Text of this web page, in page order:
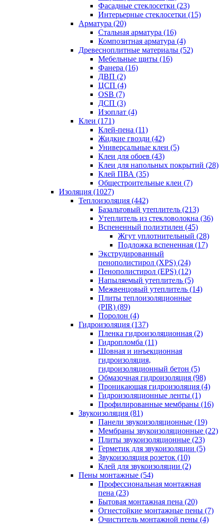
Фасадные стеклосетки (23)
Интерьерные стеклосетки (15)
Арматура (20)
Стальная арматура (16)
Композитная арматура (4)
Древесноплитные материалы (52)
Мебельные щиты (16)
Фанера (16)
ДВП (2)
ЦСП (4)
OSB (7)
ДСП (3)
Изоплат (4)
Клеи (171)
Клей-пена (11)
Жидкие гвозди (42)
Универсальные клеи (5)
Клеи для обоев (43)
Клеи для напольных покрытий (28)
Клей ПВА (35)
Общестроительные клеи (7)
Изоляция (1027)
Теплоизоляция (442)
Базальтовый утеплитель (213)
Утеплитель из стекловолокна (36)
Вспененный полиэтилен (45)
Жгут уплотнительный (28)
Подложка вспененная (17)
Экструдированный
пенополистирол (XPS) (24)
Пенополистирол (EPS) (12)
Напыляемый утеплитель (5)
Межвенцовый утеплитель (14)
Плиты теплоизоляционные
(PIR) (89)
Поролон (4)
Гидроизоляция (137)
Пленка гидроизоляционная (2)
Гидропломба (11)
Шовная и инъекционная
гидроизоляция,
гидроизоляционный бетон (5)
Обмазочная гидроизоляция (98)
Проникающая гидроизоляция (4)
Гидроизоляционные ленты (1)
Профилированные мембраны (16)
Звукоизоляция (81)
Панели звукоизоляционные (19)
Мембраны звукоизоляционные (22)
Плиты звукоизоляционные (23)
Герметик для звукоизоляции (5)
Звукоизоляция розеток (10)
Клей для звукоизоляции (2)
Пены монтажные (54)
Профессиональная монтажная
пена (23)
Бытовая монтажная пена (20)
Огнестойкие монтажные пены (7)
Очиститель монтажной пены (4)